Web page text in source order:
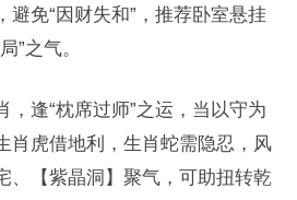
避免“因财失和”，推荐卧室悬挂
”之气。
，逢“枕席过师”之运，当以守为
肖虎借地利，生肖蛇需隐忍，风
、【紫晶洞】聚气，可助扭转乾